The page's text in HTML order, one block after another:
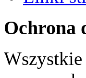
Ochrona